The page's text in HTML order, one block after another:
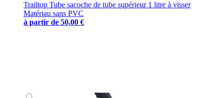
Trailtop Tube sacoche de tube supérieur 1 litre à visser
Matériau sans PVC
à partir de 50,00 €